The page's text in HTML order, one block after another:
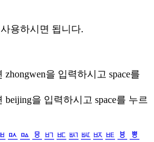
용하시면 됩니다.
zhongwen을 입력하시고 space를
beijing을 입력하시고 space를 누르
ㅯ ㅰ ㅱ ㅲ ㅳ ㅴ ㅵ ㅶ ㅷ ㅸ
ㅹ